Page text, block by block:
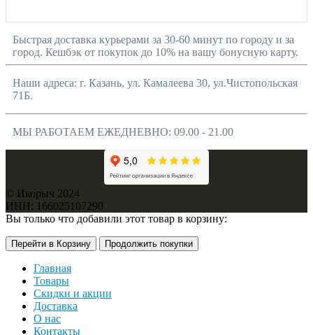
Быстрая доставка курьерами за 30-60 минут по городу и за
город. Кешбэк от покупок до 10% на вашу бонусную карту.
Наши адреса: г. Казань, ул. Камалеева 30, ул.Чистопольская
71Б.
МЫ РАБОТАЕМ ЕЖЕДНЕВНО: 09.00 - 21.00
© Икорыч 2024
ИНН: 166025107290
Вы только что добавили этот товар в корзину:
Перейти в Корзину Продолжить покупки
Главная
Товары
Скидки и акции
Доставка
О нас
Контакты